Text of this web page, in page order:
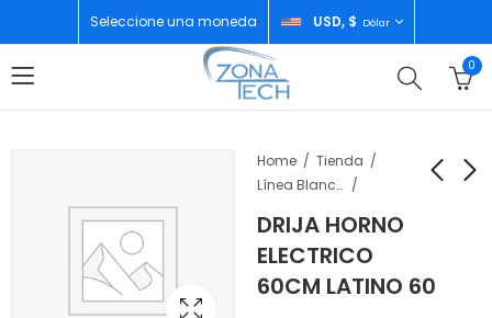
Seleccione una moneda USD, $ Dólar
0
Home
Tienda
Línea Blanca
DRIJA HORNO
ELECTRICO
60CM LATINO 60
CONTROL REMOTO
JEEP WRANGLER
$ 47,99
MADERA PARA NIÑOS
CON LUCES Y
$150,00